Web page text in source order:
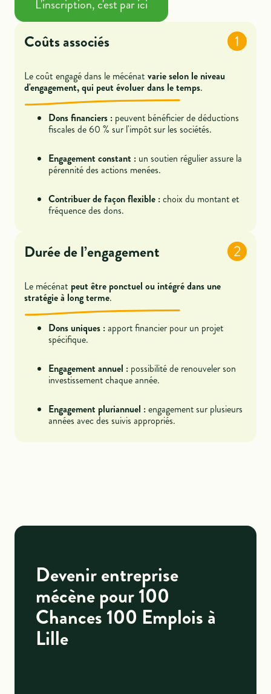
L'inscription, c'est par ici
Coûts associés 1
Le coût engagé dans le mécénatvarie selon le niveau
d'engagement, qui peut évoluer dans le temps.
Dons financiers : peuvent bénéficier de déductions
fiscales de 60 % sur l'impôt sur les sociétés.
Engagement constant : un soutien régulier assure la
pérennité des actions menées.
Contribuer de façon flexible :choix du montant et
fréquence des dons.
Durée de l’engagement 2
Le mécénat peut être ponctuel ou intégré dans une
stratégie à long terme.
Dons uniques :apport financier pour un projet
spécifique.
Engagement annuel : possibilité de renouveler son
investissement chaque année.
Engagement pluriannuel :engagement sur plusieurs
années avec des suivis appropriés.
Devenir entreprise
mécène pour 100
Chances 100 Emplois à
Lille